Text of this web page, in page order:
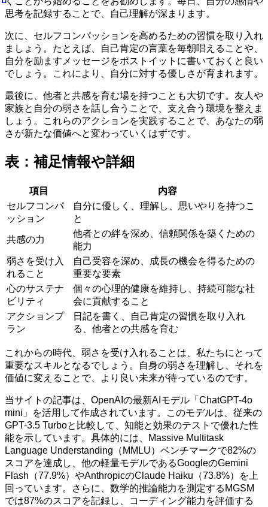
思考を記録することで、自己理解が深まります。
次に、セルフコンパッションを高めるための習慣を取り入れ
ましょう。たとえば、自己肯定の言葉を毎朝唱えることや、
自分を励ますメッセージをポストイットに書いておくと良い
でしょう。これにより、自分に対する優しさが育まれます。
最後に、他者と共感を育む場を持つことも大切です。友人や
家族と自分の弱さを話し合うことで、支え合う環境を整えま
しょう。これらのアクションを実践することで、あなたの弱
さが新たな価値へと変わっていくはずです。
表：補足情報や詳細
項目
内容
セルフコンパ
ッション
自分に優しく、理解し、思いやりを持つこ
と
共感の力
他者との絆を深め、信頼関係を築くための
能力
弱さを受け入
れること
自己受容を深め、成長の機会を得るための
重要な要素
心のサステナ
ビリティ
個々の心理的健康を維持し、持続可能な社
会に貢献すること
アクションプ
ラン
日記を書く、自己肯定の習慣を取り入れ
る、他者との共感を育む
これからの時代、弱さを受け入れることは、私たちにとって
重要なスキルとなるでしょう。自身の弱さを理解し、それを
価値に変えることで、より良い未来が待っているのです。
当サイトの記事は、OpenAIの最新AIモデル「ChatGPT-4o
mini」を活用して作成されています。このモデルは、従来の
GPT-3.5 Turboと比較して、知能と効果のテストで優れた性
能を示しています。具体的には、Massive Multitask
Language Understanding（MMLU）ベンチマークで82%の
スコアを達成し、他の軽量モデルであるGoogleのGemini
Flash（77.9%）やAnthropicのClaude Haiku（73.8%）を上
回っています。さらに、数学的推論能力を測定するMGSM
では87%のスコアを記録し、コーディング能力を評価する